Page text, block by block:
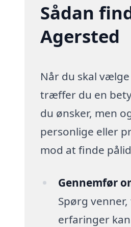
Sådan
Agersted
Når du skal
træffer du en
du ønsker, men
personlige eller
mod at finde
Gennemfør
Spørg
erfaringer